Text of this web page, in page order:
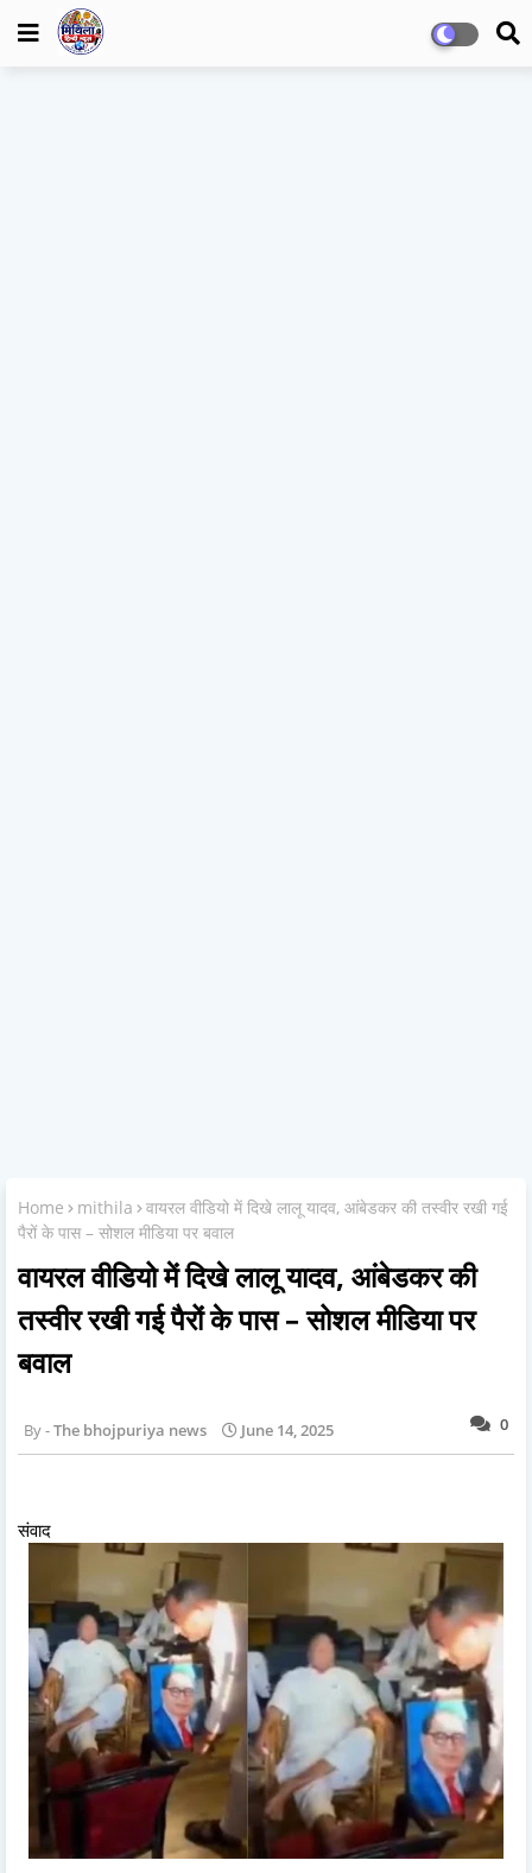
Home mithila
वायरल वीडियो में दिखे लालू यादव, आंबेडकर की तस्वीर रखी गई
पैरों के पास – सोशल मीडिया पर बवाल
वायरल वीडियो में दिखे लालू यादव, आंबेडकर की
तस्वीर रखी गई पैरों के पास – सोशल मीडिया पर
बवाल
0
The bhojpuriya news June 14, 2025
संवाद